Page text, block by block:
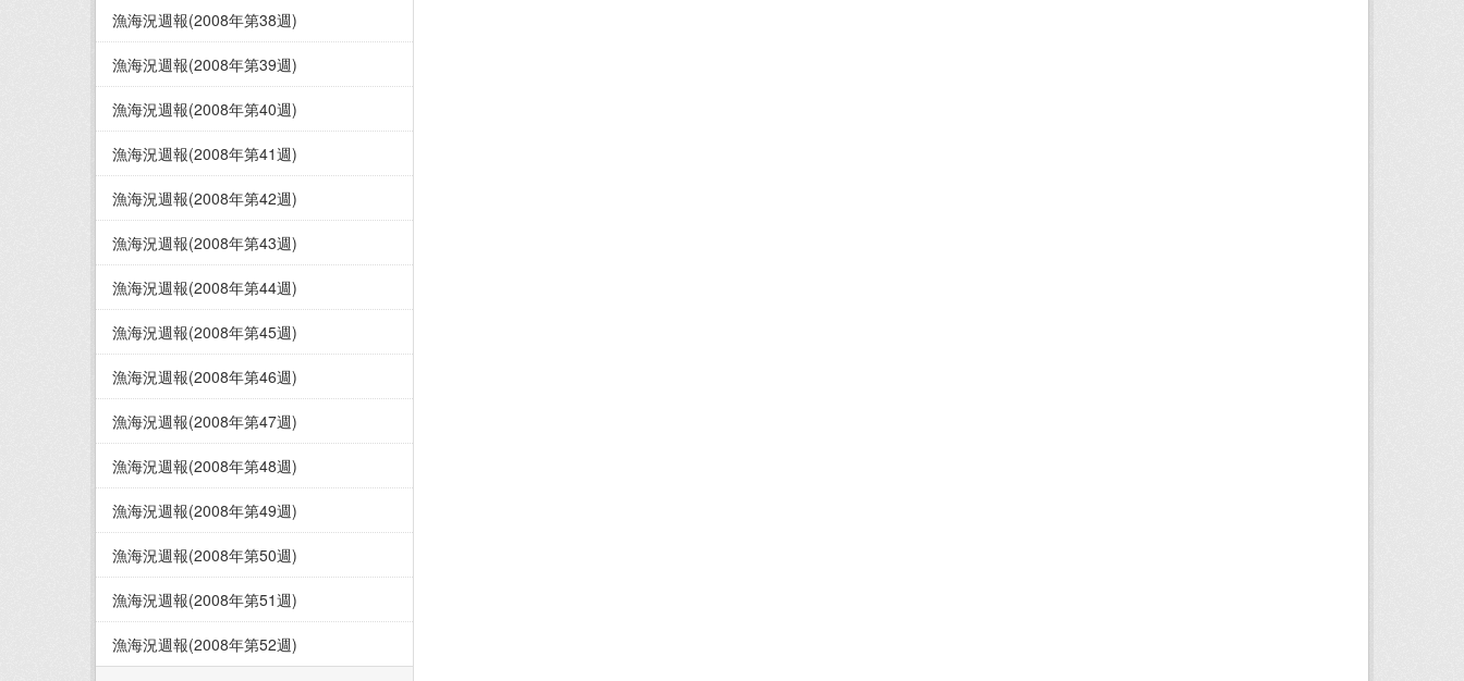
漁海況週報(2008年第38週)
漁海況週報(2008年第39週)
漁海況週報(2008年第40週)
漁海況週報(2008年第41週)
漁海況週報(2008年第42週)
漁海況週報(2008年第43週)
漁海況週報(2008年第44週)
漁海況週報(2008年第45週)
漁海況週報(2008年第46週)
漁海況週報(2008年第47週)
漁海況週報(2008年第48週)
漁海況週報(2008年第49週)
漁海況週報(2008年第50週)
漁海況週報(2008年第51週)
漁海況週報(2008年第52週)